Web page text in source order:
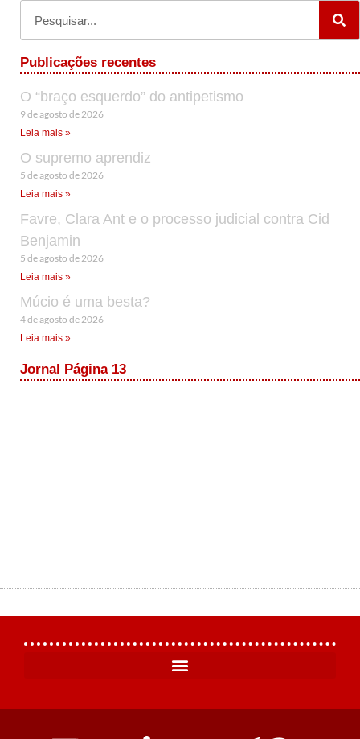
Publicações recentes
O “braço esquerdo” do antipetismo
9 de agosto de 2026
Leia mais »
O supremo aprendiz
5 de agosto de 2026
Leia mais »
Favre, Clara Ant e o processo judicial contra Cid
Benjamin
5 de agosto de 2026
Leia mais »
Múcio é uma besta?
4 de agosto de 2026
Leia mais »
Jornal Página 13